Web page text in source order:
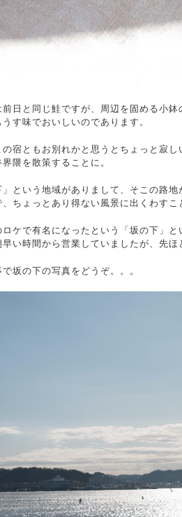
前日と同じ鮭ですが、周辺を固める小
す味でおいしいのであります。
の宿ともお別れかと思うとちょっと寂
界隈を散策することに。
」という地域がありまして、そこの路
、ちょっとあり得ない風景に出くわすこ
ロケで有名になったという「坂の下」と
早い時間から営業していましたが、先
で坂の下の写真をどうぞ。。。